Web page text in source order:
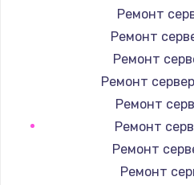
Замена
1495
Установка
1000
Ремонт
Ремонт
Ремонт
Ремонт
Ремонт
Ремонт
Ремонт
Ремонт